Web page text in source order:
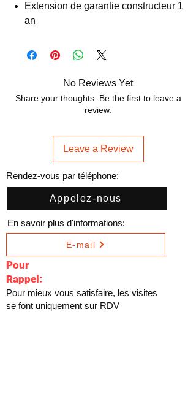
Extension de garantie constructeur 1
an
No Reviews Yet
Share your thoughts. Be the first to leave a
review.
Leave a Review
Rendez-vous par téléphone:
Appelez-nous
En savoir plus d'informations:
E-mail
Pour
Rappel:
Pour mieux vous satisfaire, les visites
se font uniquement sur RDV